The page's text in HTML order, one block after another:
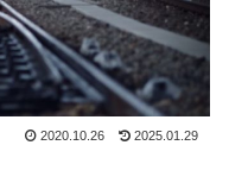
2020.10.26 2025.01.29